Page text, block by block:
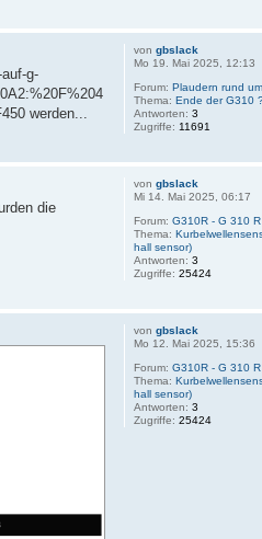
vongbslack
Mo 19. Mai 2025, 12:13
Forum:Plaudern rund
Thema:Ende der G310 ?
Antworten:3
Zugriffe: 11691
g-
werden...
vongbslack
Mi 14. Mai 2025, 06:17
Forum:G310R - G 310 R
Thema:
hall sensor)
Antworten:3
Zugriffe:25424
die
vongbslack
Mo 12. Mai 2025, 15:36
Forum:G310R - G 310 R
Thema:
hall sensor)
Antworten:3
Zugriffe:25424